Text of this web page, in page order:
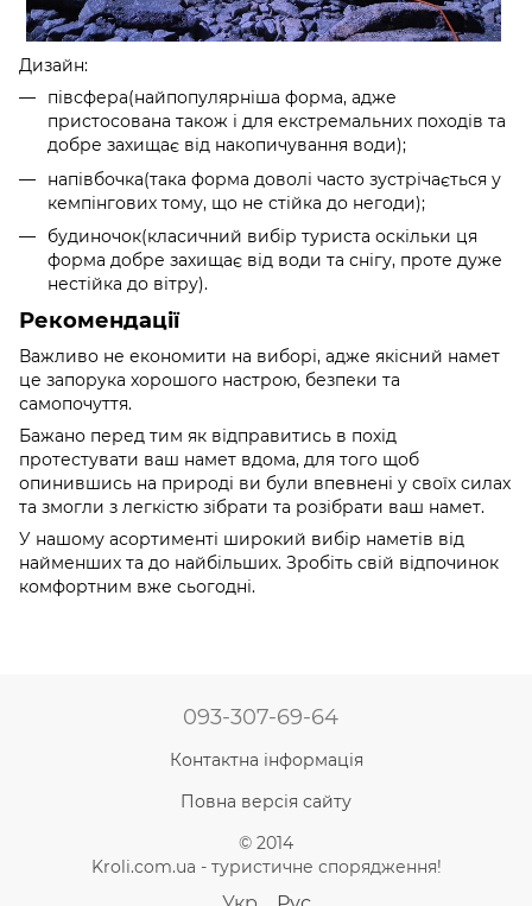
Дизайн:
півсфера(найпопулярніша форма, адже
пристосована також і для екстремальних походів та
добре захищає від накопичування води);
напівбочка(така форма доволі часто зустрічається у
кемпінгових тому, що не стійка до негоди);
будиночок(класичний вибір туриста оскільки ця
форма добре захищає від води та снігу, проте дуже
нестійка до вітру).
Рекомендації
Важливо не економити на виборі, адже якісний намет
це запорука хорошого настрою, безпеки та
самопочуття.
Бажано перед тим як відправитись в похід
протестувати ваш намет вдома, для того щоб
опинившись на природі ви були впевнені у своїх силах
та змогли з легкістю зібрати та розібрати ваш намет.
У нашому асортименті широкий вибір наметів від
найменших та до найбільших. Зробіть свій відпочинок
комфортним вже сьогодні.
093-307-69-64
Контактна інформація
Повна версія сайту
© 2014
Kroli.com.ua - туристичне спорядження!